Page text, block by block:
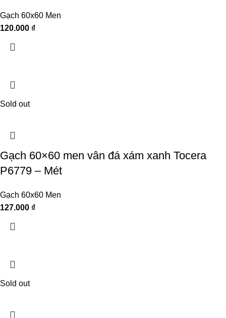
Gạch 60x60 Men
120.000 ₫
Sold out
Gạch 60×60 men vân đá xám xanh Tocera
P6779 – Mét
Gạch 60x60 Men
127.000 ₫
Sold out